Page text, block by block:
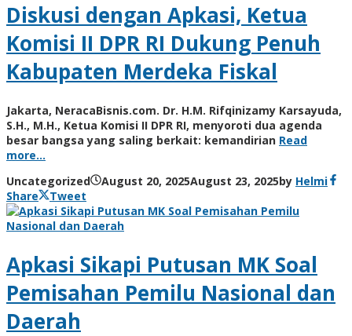
Diskusi dengan Apkasi, Ketua
Komisi II DPR RI Dukung Penuh
Kabupaten Merdeka Fiskal
Jakarta, NeracaBisnis.com. Dr. H.M. Rifqinizamy Karsayuda,
S.H., M.H., Ketua Komisi II DPR RI, menyoroti dua agenda
besar bangsa yang saling berkait: kemandirian Read
more…
Uncategorized
August 20, 2025August 23, 2025by Helmi
Share
Tweet
Apkasi Sikapi Putusan MK Soal
Pemisahan Pemilu Nasional dan
Daerah